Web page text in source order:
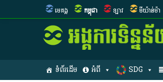
មេគង្គ កម្ពុជា ឡាវ មីយ៉ាន់ម៉ា
ទំព័រដើម អំពី SDG